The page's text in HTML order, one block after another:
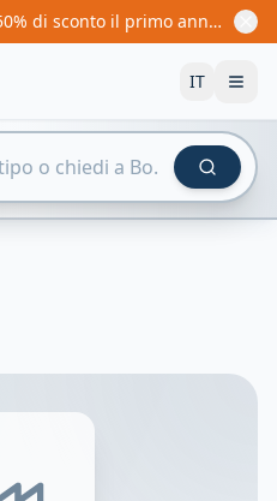
Nuovo: Profilo Fornitore — 50% di sconto il primo anno! Da 60€/anno
IT